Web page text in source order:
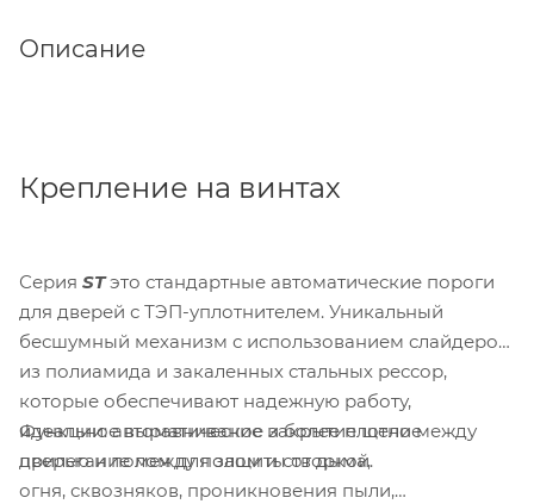
Описание
Крепление на винтах
Серия STэто стандартные автоматические пороги
для дверей с ТЭП-уплотнителем. Уникальный
бесшумный механизм с использованием слайдеров
из полиамида и закаленных стальных рессор,
которые обеспечивают надежную работу,
идеальное выравнивание и более плотное
прилегание между полом и створкой.
Функции: автоматическое закрытие щели между
дверью и полом для защиты от дыма,
огня, сквозняков, проникновения пыли,